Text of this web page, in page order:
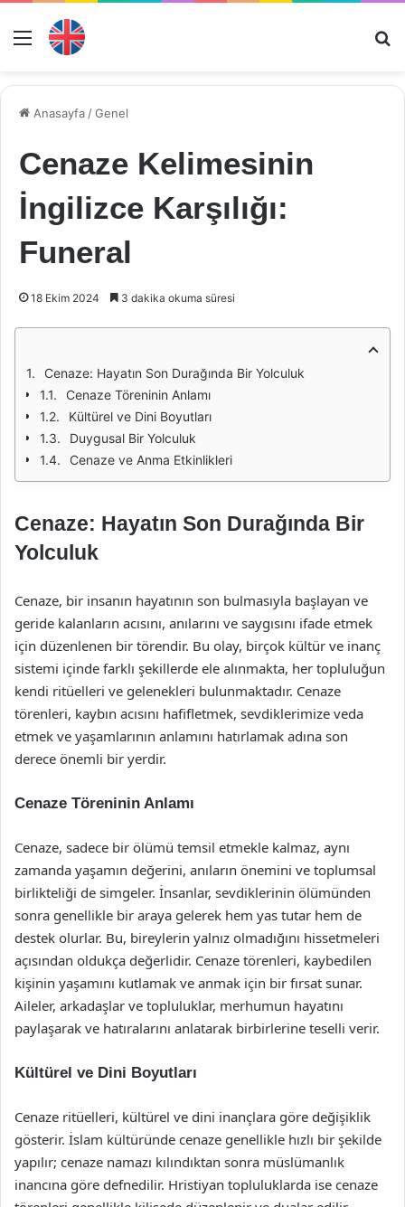
Menü
Anasayfa /Genel
Cenaze Kelimesinin
İngilizce Karşılığı:
Funeral
18 Ekim 2024 3 dakika okuma süresi
Cenaze: Hayatın Son Durağında Bir Yolculuk
Cenaze Töreninin Anlamı
Kültürel ve Dini Boyutları
Duygusal Bir Yolculuk
Cenaze ve Anma Etkinlikleri
Cenaze: Hayatın Son Durağında Bir
Yolculuk
Cenaze, bir insanın hayatının son bulmasıyla başlayan ve
geride kalanların acısını, anılarını ve saygısını ifade etmek
için düzenlenen bir törendir. Bu olay, birçok kültür ve inanç
sistemi içinde farklı şekillerde ele alınmakta, her topluluğun
kendi ritüelleri ve gelenekleri bulunmaktadır. Cenaze
törenleri, kaybın acısını hafifletmek, sevdiklerimize veda
etmek ve yaşamlarının anlamını hatırlamak adına son
derece önemli bir yerdir.
Cenaze Töreninin Anlamı
Cenaze, sadece bir ölümü temsil etmekle kalmaz, aynı
zamanda yaşamın değerini, anıların önemini ve toplumsal
birlikteliği de simgeler. İnsanlar, sevdiklerinin ölümünden
sonra genellikle bir araya gelerek hem yas tutar hem de
destek olurlar. Bu, bireylerin yalnız olmadığını hissetmeleri
açısından oldukça değerlidir. Cenaze törenleri, kaybedilen
kişinin yaşamını kutlamak ve anmak için bir fırsat sunar.
Aileler, arkadaşlar ve topluluklar, merhumun hayatını
paylaşarak ve hatıralarını anlatarak birbirlerine teselli verir.
Kültürel ve Dini Boyutları
Cenaze ritüelleri, kültürel ve dini inançlara göre değişiklik
gösterir. İslam kültüründe cenaze genellikle hızlı bir şekilde
yapılır; cenaze namazı kılındıktan sonra müslümanlık
inancına göre defnedilir. Hristiyan topluluklarda ise cenaze